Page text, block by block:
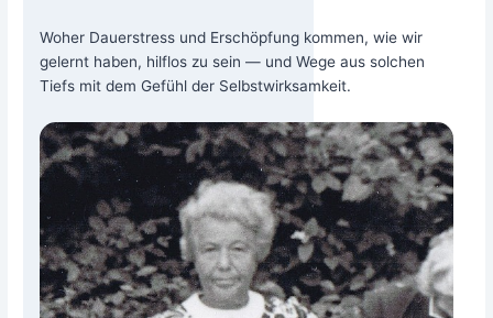
Woher Dau­er­stress und Erschöp­fung kom­men, wie wir
gelernt haben, hilf­los zu sein — und Wege aus sol­chen
Tiefs mit dem Gefühl der Selbstwirksamkeit.